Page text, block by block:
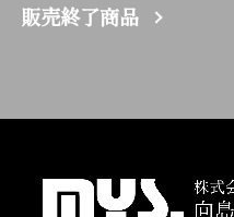
販売終了商品